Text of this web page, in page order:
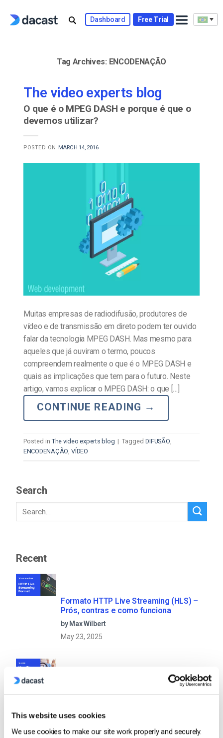
This website uses cookies
We use cookies to make our site work properly and securely.
Dashboard Free Trial
Tag Archives: ENCODENAÇÃO
The video experts blog
O que é o MPEG DASH e porque é que o
devemos utilizar?
POSTED ON MARCH 14, 2016
Muitas empresas de radiodifusão, produtores de
vídeo e de transmissão em direto podem ter ouvido
falar da tecnologia MPEG DASH. Mas mesmo para
aqueles que já ouviram o termo, poucos
compreendem realmente o que é o MPEG DASH e
quais as implicações que tem para o futuro. Neste
artigo, vamos explicar o MPEG DASH: o que […]
CONTINUE READING →
Posted in The video experts blog | TaggedDIFUSÃO,
ENCODENAÇÃO,VÍDEO
Search
Recent
Formato HTTP Live Streaming (HLS) –
Prós, contras e como funciona
by Max Wilbert
May 23, 2025
Como transmitir em direto a partir de um
iPhone da Apple em 6 passos simples
August 5, 2026